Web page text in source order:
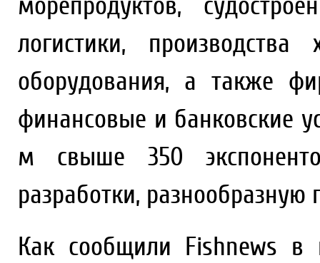
логистики,
оборудования, а также
финансовые и банковские
м свыше 350
разработки,
Как сообщили Fishnews в